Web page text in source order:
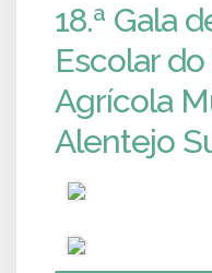
18.ª Gala
Escolar
Agrícola
Alentejo